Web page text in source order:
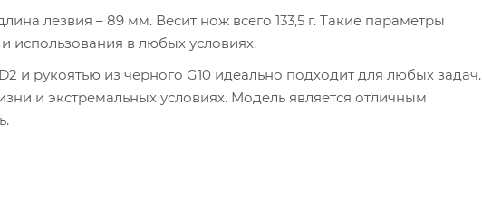
лезвия – 89 мм. Весит нож всего 133,5 г. Такие параметры
в любых условиях.
и рукоятью из черного G10 идеально подходит для любых задач.
и экстремальных условиях. Модель является отличным